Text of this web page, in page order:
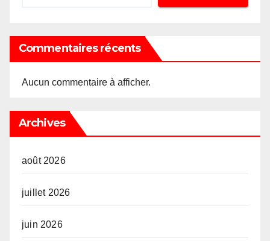
Commentaires récents
Aucun commentaire à afficher.
Archives
août 2026
juillet 2026
juin 2026